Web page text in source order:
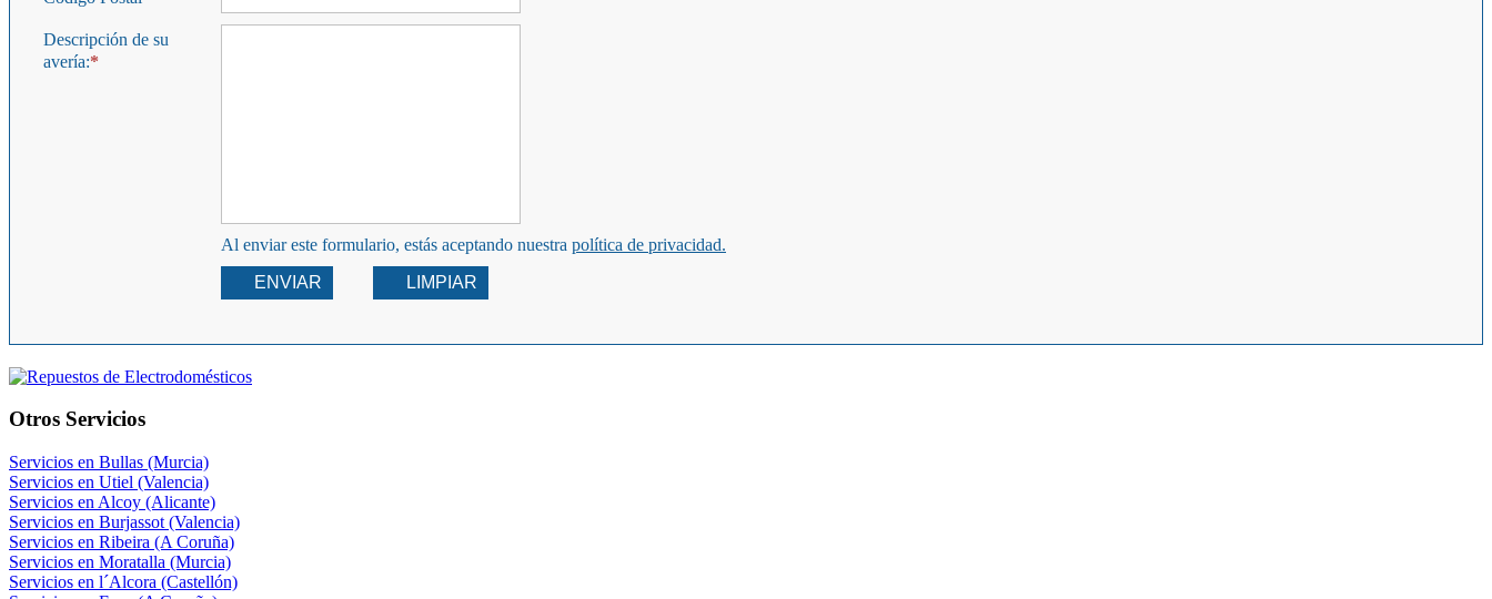
Descripción de su
avería:
Al enviar este formulario, estás aceptando nuestra política de privacidad.
ENVIAR
LIMPIAR
Otros Servicios
Servicios en Bullas (Murcia)
Servicios en Utiel (Valencia)
Servicios en Alcoy (Alicante)
Servicios en Burjassot (Valencia)
Servicios en Ribeira (A Coruña)
Servicios en Moratalla (Murcia)
Servicios en l´Alcora (Castellón)